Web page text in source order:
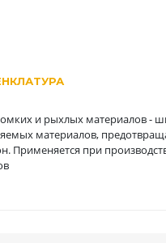
и рыхлых материалов -
материалов,
Применяется при